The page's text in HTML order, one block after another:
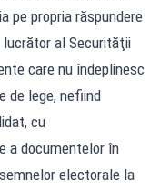
pe propria răspundere
al Securităţii
care nu îndeplinesc
de lege, nefiind
cu
a documentelor în
electorale la